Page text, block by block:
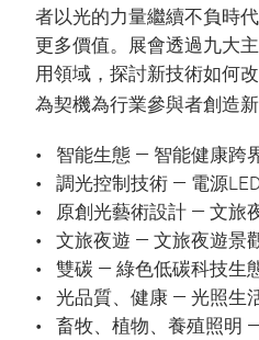
者以光的力量繼續不負時
更多價值。展會透過九大
用領域，探討新技術如何
為契機為行業參與者創造
智能生態 — 智能健康跨
調光控制技術 — 電源
原創光藝術設計 — 文旅
文旅夜遊 — 文旅夜遊景
雙碳 — 綠色低碳科技生
光品質、健康 — 光照生
畜牧、植物、養殖照明